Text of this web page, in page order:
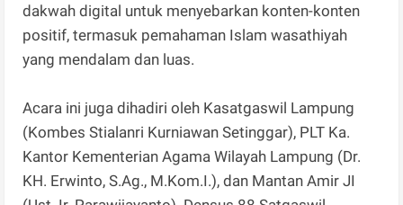
dakwah digital untuk menyebarkan konten-konten
positif, termasuk pemahaman Islam wasathiyah
yang mendalam dan luas.
Acara ini juga dihadiri oleh Kasatgaswil Lampung
(Kombes Stialanri Kurniawan Setinggar), PLT Ka.
Kantor Kementerian Agama Wilayah Lampung (Dr.
KH. Erwinto, S.Ag., M.Kom.I.), dan Mantan Amir JI